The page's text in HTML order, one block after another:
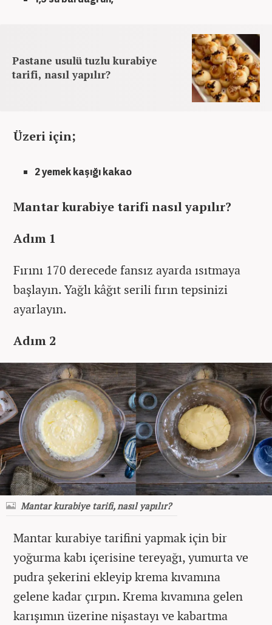
Pastane usulü tuzlu kurabiye
tarifi, nasıl yapılır?
Üzeri için;
2 yemek kaşığı kakao
Mantar kurabiye tarifi nasıl yapılır?
Adım 1
Fırını 170 derecede fansız ayarda ısıtmaya
başlayın. Yağlı kâğıt serili fırın tepsinizi
ayarlayın.
Adım 2
Mantar kurabiye tarifi, nasıl yapılır?
Mantar kurabiye tarifini yapmak için bir
yoğurma kabı içerisine tereyağı, yumurta ve
pudra şekerini ekleyip krema kıvamına
gelene kadar çırpın. Krema kıvamına gelen
karışımın üzerine nişastayı ve kabartma